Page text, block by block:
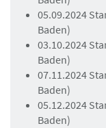
05.09.2024
Baden)
03.10.2024
Baden)
07.11.2024
Baden)
05.12.2024
Baden)